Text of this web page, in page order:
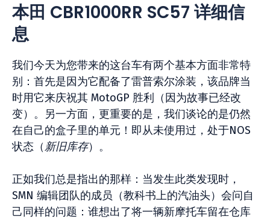
本田 CBR1000RR SC57 详细信
息
我们今天为您带来的这台车有两个基本方面非常特
别：首先是因为它配备了雷普索尔涂装，该品牌当
时用它来庆祝其 MotoGP 胜利（因为故事已经改
变）。另一方面，更重要的是，我们谈论的是仍然
在自己的盒子里的单元！即从未使用过，处于NOS
状态（新旧库存）。
正如我们总是指出的那样：当发生此类发现时，
SMN 编辑团队的成员（教科书上的汽油头）会问自
己同样的问题：谁想出了将一辆新摩托车留在仓库